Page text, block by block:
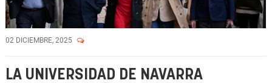
02 DICIEMBRE, 2025
LA UNIVERSIDAD DE NAVARRA